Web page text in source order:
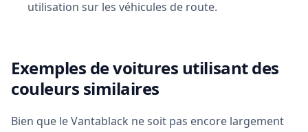
utilisation sur les véhicules de route.
Exemples de voitures utilisant des
couleurs similaires
Bien que le Vantablack ne soit pas encore largement